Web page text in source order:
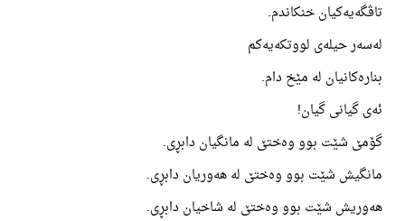
تاڤگەیەکیان خنکاندم.
لەسەر حیلەی لووتکەیەکم
بنارەکانیان لە مێخ دام.
ئەی گیانی گیان!
گۆمێ شێت بوو وەختێ لە مانگیان دابڕی.
مانگیش شێت بوو وەختێ لە هەوریان دابڕی.
هەوریش شێت بوو وەختێ لە شاخیان دابڕی.